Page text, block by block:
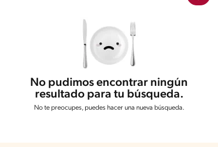
No pudimos encontrar ningún
resultado para tu búsqueda.
No te preocupes, puedes hacer una nueva búsqueda.